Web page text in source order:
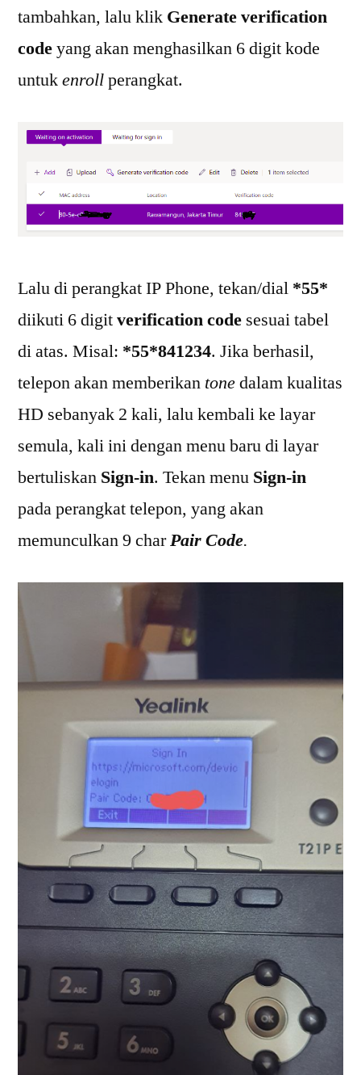
tambahkan, lalu klik Generate verification
codeyang akan menghasilkan 6 digit kode
untukenrollperangkat.
Lalu di perangkat IP Phone, tekan/dial *55*
diikuti 6 digitverification code sesuai tabel
di atas. Misal: *55*841234. Jika berhasil,
telepon akan memberikan tonedalam kualitas
HD sebanyak 2 kali, lalu kembali ke layar
semula, kali ini dengan menu baru di layar
bertuliskan Sign-in. Tekan menu Sign-in
pada perangkat telepon, yang akan
memunculkan 9 charPair Code.